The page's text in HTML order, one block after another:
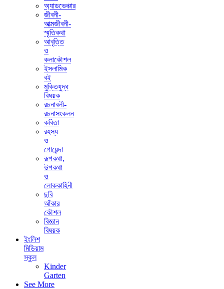
অ্যাডভেঞ্চার
জীবনী-
আত্মজীবনী-
স্মৃতিকথা
আবৃত্তি
ও
কলাকৌশল
ইসলামিক
বই
মুক্তিযুদ্ধ
বিষয়ক
রচনাবলী-
রচনাসংকলন
কবিতা
রহস্য
ও
গোয়েন্দা
রূপকথা,
উপকথা
ও
লোককাহিনী
ছবি
আঁকার
কৌশল
বিজ্ঞান
বিষয়ক
ইংলিশ
মিডিয়াম
স্কুল
Kinder
Garten
See More